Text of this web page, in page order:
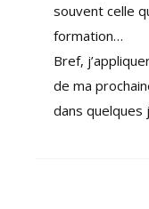
souvent celle
formation…
Bref,
de ma
dans quelques